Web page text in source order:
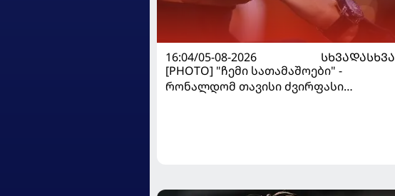
16:04/05-08-2026
ᲡᲮᲕᲐᲓᲐᲡᲮᲕᲐ
[PHOTO] "ჩემი სათამაშოები" -
რონალდომ თავისი ძვირფასი